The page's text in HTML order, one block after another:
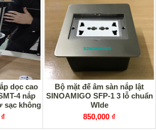
dọc cao
4 nắp
sạc không
Bộ mặt đế âm sàn nắp lật
SINOAMIGO SFP-1 3 lỗ chuẩn
WIde
850,000 ₫